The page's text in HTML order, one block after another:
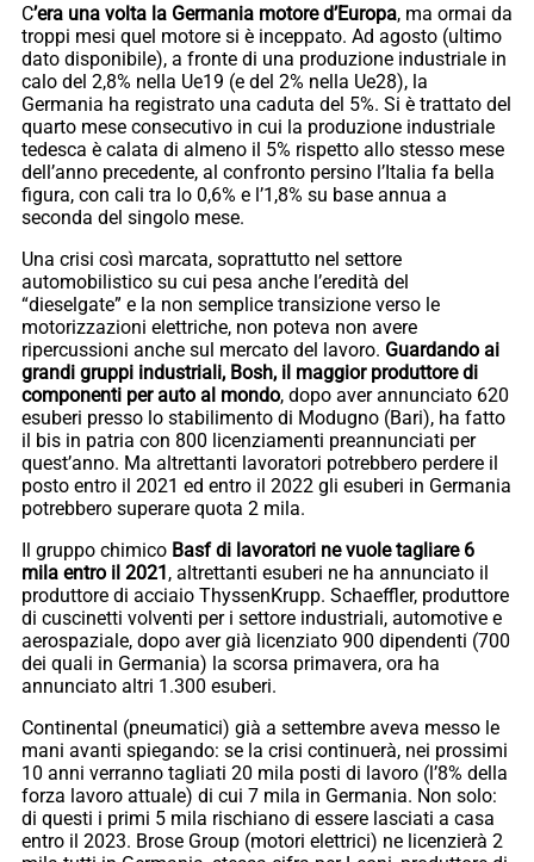
C’era una volta la Germania motore d’Europa, ma ormai da
troppi mesi quel motore si è inceppato. Ad agosto (ultimo
dato disponibile), a fronte di una produzione industriale in
calo del 2,8% nella Ue19 (e del 2% nella Ue28), la
Germania ha registrato una caduta del 5%. Si è trattato del
quarto mese consecutivo in cui la produzione industriale
tedesca è calata di almeno il 5% rispetto allo stesso mese
dell’anno precedente, al confronto persino l’Italia fa bella
figura, con cali tra lo 0,6% e l’1,8% su base annua a
seconda del singolo mese.
Una crisi così marcata, soprattutto nel settore
automobilistico su cui pesa anche l’eredità del
“dieselgate” e la non semplice transizione verso le
motorizzazioni elettriche, non poteva non avere
ripercussioni anche sul mercato del lavoro. Guardando ai
grandi gruppi industriali, Bosh, il maggior produttore di
componenti per auto al mondo, dopo aver annunciato 620
esuberi presso lo stabilimento di Modugno (Bari), ha fatto
il bis in patria con 800 licenziamenti preannunciati per
quest’anno. Ma altrettanti lavoratori potrebbero perdere il
posto entro il 2021 ed entro il 2022 gli esuberi in Germania
potrebbero superare quota 2 mila.
Il gruppo chimico Basf di lavoratori ne vuole tagliare 6
mila entro il 2021, altrettanti esuberi ne ha annunciato il
produttore di acciaio ThyssenKrupp. Schaeffler, produttore
di cuscinetti volventi per i settore industriali, automotive e
aerospaziale, dopo aver già licenziato 900 dipendenti (700
dei quali in Germania) la scorsa primavera, ora ha
annunciato altri 1.300 esuberi.
Continental (pneumatici) già a settembre aveva messo le
mani avanti spiegando: se la crisi continuerà, nei prossimi
10 anni verranno tagliati 20 mila posti di lavoro (l’8% della
forza lavoro attuale) di cui 7 mila in Germania. Non solo:
di questi i primi 5 mila rischiano di essere lasciati a casa
entro il 2023. Brose Group (motori elettrici) ne licenzierà 2